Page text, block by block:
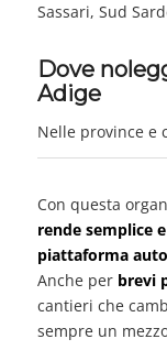
Sassari, Sud
Dove
Adige
Nelle province e
Con questa
rende semplice
piattaforma
Anche per brevi
cantieri che
sempre un